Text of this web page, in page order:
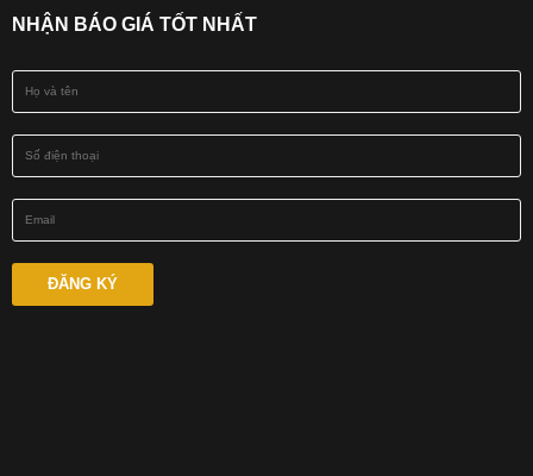
NHẬN BÁO GIÁ TỐT NHẤT